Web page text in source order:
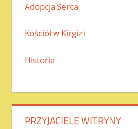
Adopcja Serca
Kościół w Kirgizji
Historia
PRZYJACIELE WITRYNY